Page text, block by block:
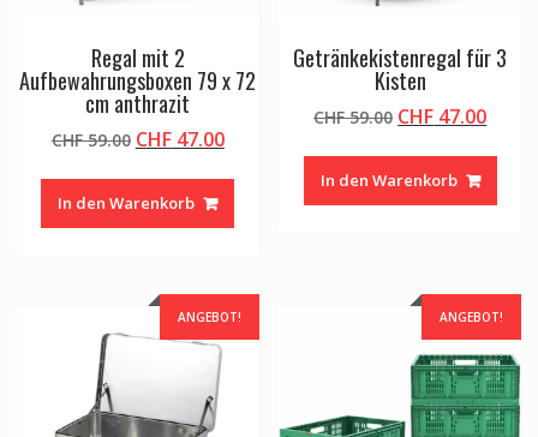
Regal mit 2
Aufbewahrungsboxen 79 x 72
cm anthrazit
CHF59.00 Ursprünglicher
war:
CHF 59.00
CHF47.00Aktueller
In den Warenkorb
Getränkekistenregal für 3
Kisten
CHF59.00 Ursprünglicher
war:
CHF 59.00
CHF 47.00
In den Warenkorb
ANGEBOT! ANGEBOT!